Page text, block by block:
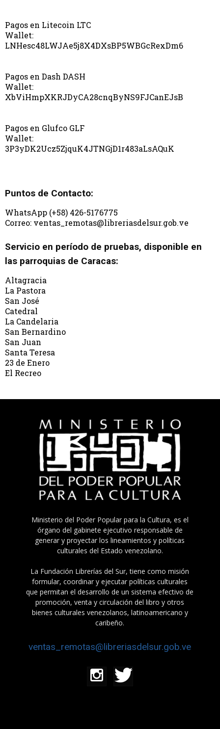
Pagos en Litecoin LTC
Wallet:
LNHesc48LWJAe5j8X4DXsBP5WBGcRexDm6
Pagos en Dash DASH
Wallet:
XbViHmpXKRJDyCA28cnqByNS9FJCanEJsB
Pagos en Glufco GLF
Wallet:
3P3yDK2Ucz5ZjquK4JTNGjD1r483aLsAQuK
Puntos de Contacto:
WhatsApp (+58) 426-5176775
Correo: ventas_remotas@libreriasdelsur.gob.ve
Servicio en período de pruebas, disponible en
las parroquias de Caracas:
Altagracia
La Pastora
San José
Catedral
La Candelaria
San Bernardino
San Juan
Santa Teresa
23 de Enero
El Recreo
Ministerio del Poder Popular para la Cultura, es el
órgano del gabinete ejecutivo responsable de
generar y proyectar los lineamientos y políticas
culturales del Estado venezolano.
La Fundación Librerías del Sur, tiene como misión
formular, coordinar y ejecutar políticas culturales
que permitan el desarrollo de un sistema efectivo de
promoción, venta y circulación del libro y otros
bienes culturales venezolanos, latinoamericano y
caribeño.
ventas_remotas@libreriasdelsur.gob.ve